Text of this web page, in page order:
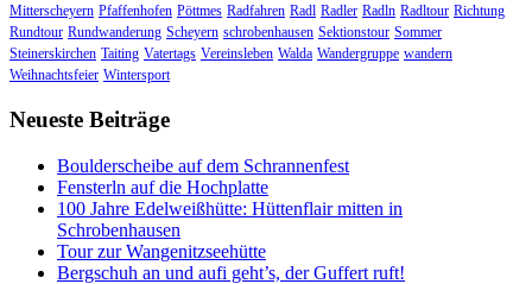
Mitterscheyern Pfaffenhofen Pöttmes Radfahren Radl Radler Radln Radltour Richtung
Rundtour Rundwanderung Scheyern schrobenhausen Sektionstour Sommer
Steinerskirchen Taiting Vatertags Vereinsleben Walda Wandergruppe wandern
Weihnachtsfeier Wintersport
Neueste Beiträge
Boulderscheibe auf dem Schrannenfest
Fensterln auf die Hochplatte
100 Jahre Edelweißhütte: Hüttenflair mitten in
Schrobenhausen
Tour zur Wangenitzseehütte
Bergschuh an und aufi geht’s, der Guffert ruft!